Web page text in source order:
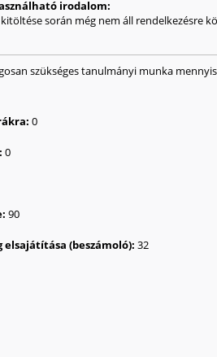
irodalom:
során még nem áll rendelkezésre
szükséges tanulmányi munka
0
0
90
(beszámoló):32